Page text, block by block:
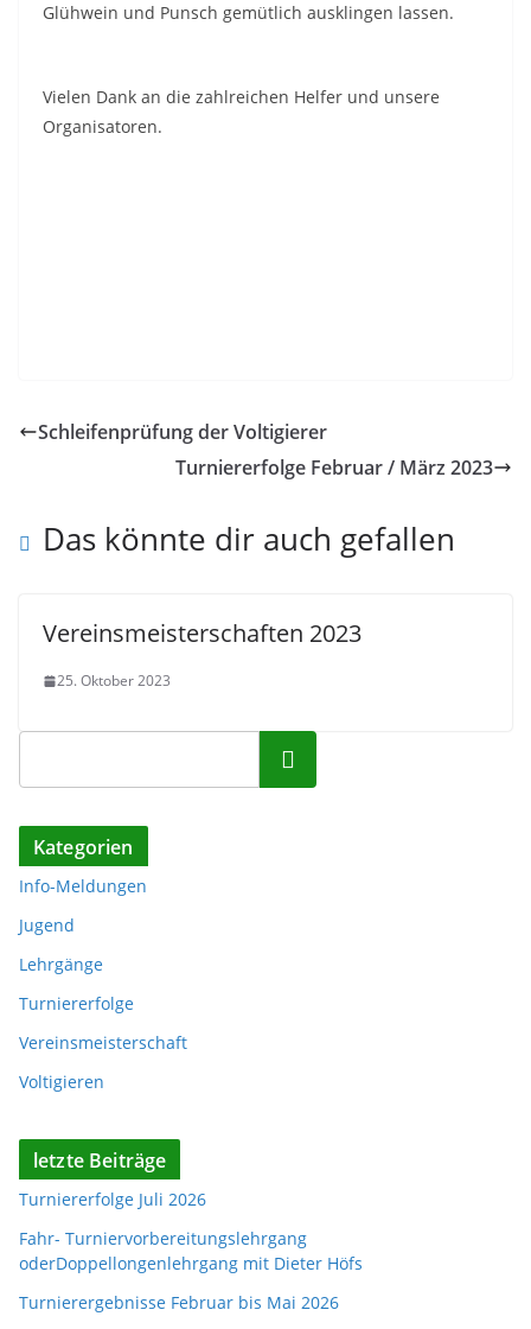
Glühwein und Punsch gemütlich ausklingen lassen.
Vielen Dank an die zahlreichen Helfer und unsere
Organisatoren.
Schleifenprüfung der Voltigierer
Turniererfolge Februar / März 2023
Das könnte dir auch gefallen
Vereinsmeisterschaften 2023
25. Oktober 2023
Suchen
Kategorien
Info-Meldungen
Jugend
Lehrgänge
Turniererfolge
Vereinsmeisterschaft
Voltigieren
letzte Beiträge
Turniererfolge Juli 2026
Fahr- Turniervorbereitungslehrgang
oderDoppellongenlehrgang mit Dieter Höfs
Turnierergebnisse Februar bis Mai 2026